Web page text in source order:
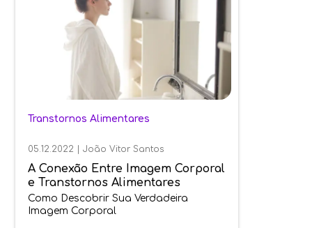
Transtornos Alimentares
05.12.2022 |João Vitor Santos
A Conexão Entre Imagem Corporal
e Transtornos Alimentares
Como Descobrir Sua Verdadeira
Imagem Corporal